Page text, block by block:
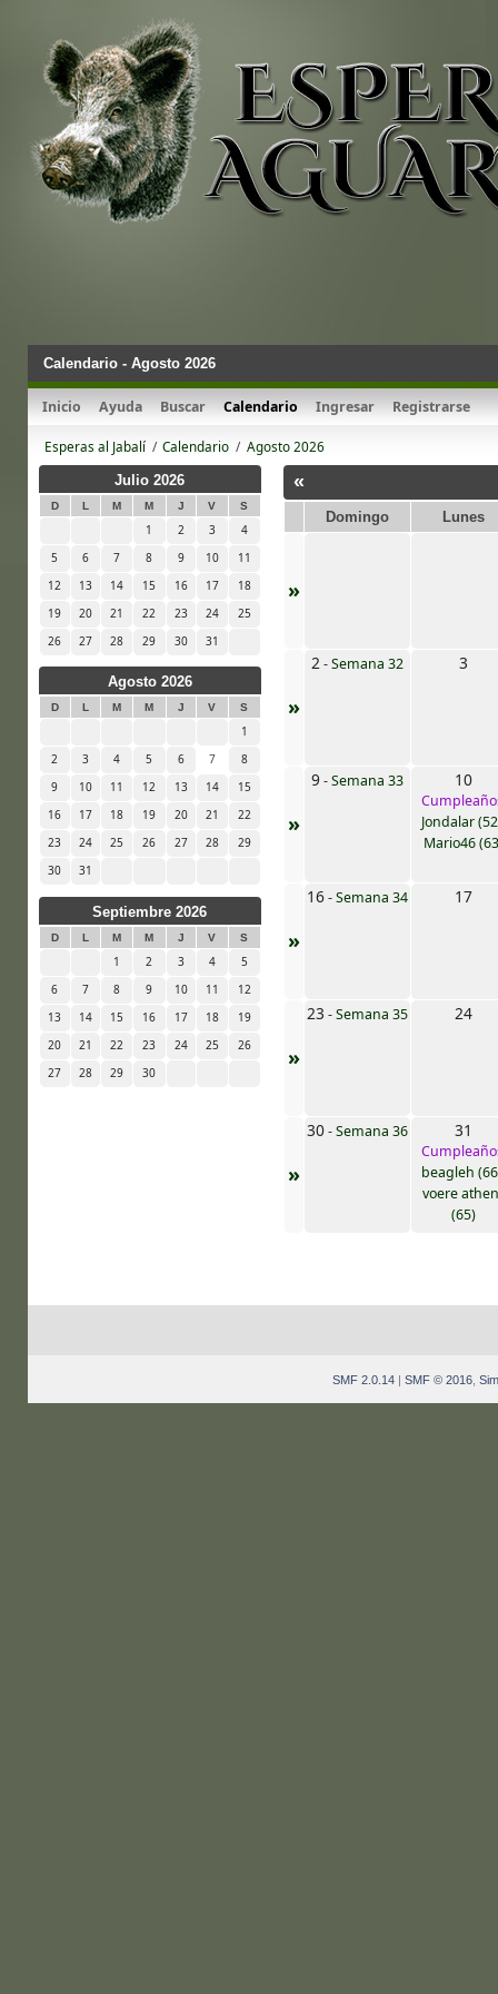
Calendario - Agosto 2026
Inicio Ayuda Buscar Calendario Ingresar Registrarse
Esperas al Jabalí/ Calendario / Agosto 2026
Julio 2026
D L M M J V S
1 2 3
4
5
6 7 8 9 10
11
12
13 14 15 16 17
18
19
20 21 22 23 24
25
26
27 28 29 30 31
Agosto 2026
D L M M J V S
1
2
3 4 5 6 7
8
9
10 11 12 13 14
15
16
17 18 19 20 21
22
23
24 25 26 27 28
29
30
31
Septiembre 2026
D L M M J V S
1 2 3 4
5
6
7 8 9 10 11
12
13
14 15 16 17 18
19
20
21 22 23 24 25
26
27
28 29 30
«
Domingo Lunes
»
»
2-Semana 32 3
»
9-Semana 33 10
Jondalar
Mario46
»
16-Semana 34 17
»
23 -Semana 35 24
»
30-Semana 36 31
beagleh
voere
(65)
SMF 2.0.14 | SMF © 2016